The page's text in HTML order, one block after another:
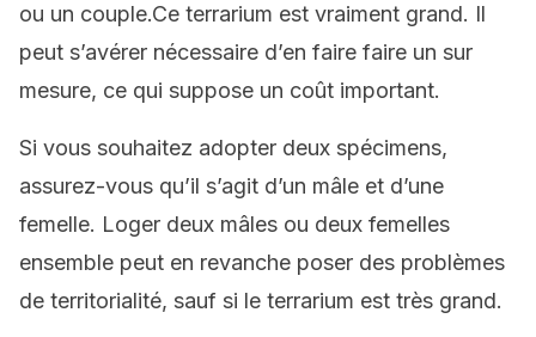
ou un couple.Ce terrarium est vraiment grand. Il
peut s’avérer nécessaire d’en faire faire un sur
mesure, ce qui suppose un coût important.
Si vous souhaitez adopter deux spécimens,
assurez-vous qu’il s’agit d’un mâle et d’une
femelle. Loger deux mâles ou deux femelles
ensemble peut en revanche poser des problèmes
de territorialité, sauf si le terrarium est très grand.